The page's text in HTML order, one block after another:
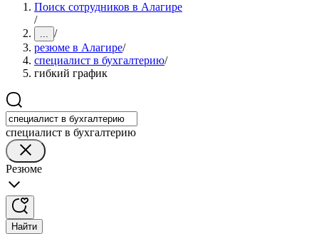
Поиск сотрудников в Алагире
/
... /
резюме в Алагире/
специалист в бухгалтерию/
гибкий график
специалист в бухгалтерию
Резюме
Найти